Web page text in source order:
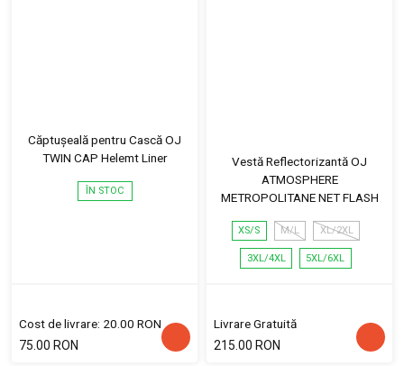
Căptușeală pentru Cască OJ
TWIN CAP Helemt Liner
ÎN STOC
Cost de livrare: 20.00 RON
75.00 RON
Vestă Reflectorizantă OJ
ATMOSPHERE
METROPOLITANE NET FLASH
XS/S M/L XL/2XL
3XL/4XL 5XL/6XL
Livrare Gratuită
215.00 RON